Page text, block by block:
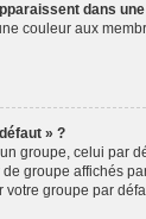
dans
couleur aux
» ?
groupe, celui par
groupe affichés
groupe par